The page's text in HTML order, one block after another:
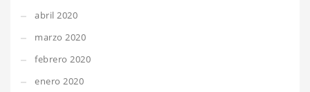
abril 2020
marzo 2020
febrero 2020
enero 2020